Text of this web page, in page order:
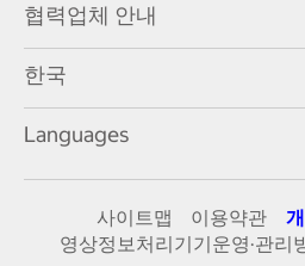
협력업체 안내
한국
Languages
사이트맵 이용약관
영상정보처리기기운영·관리